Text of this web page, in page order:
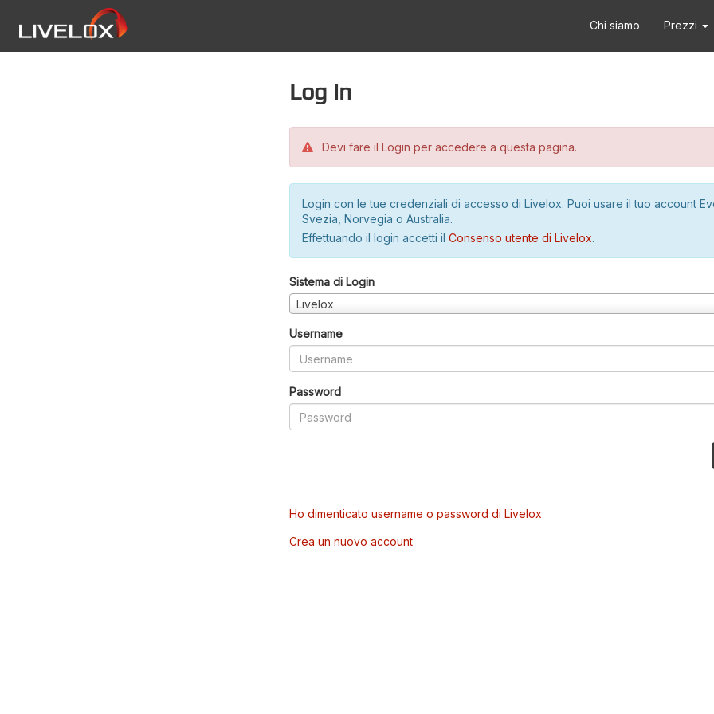
Chi siamo Prezzi
Log in
Devi fare il Login per accedere a questa pagina.
Login con le tue credenziali di accesso di Livelox. Puoi usare il tuo account
Svezia, Norvegia o Australia.
Effettuando il login accetti il Consenso utente di Livelox.
Sistema di Login
Livelox
Username
Password
Ho dimenticato username o password di Livelox
Crea un nuovo account